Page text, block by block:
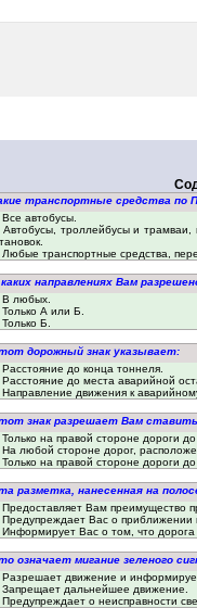
транспортные средства
Все автобусы.
Автобусы, троллейбусы и
Любые транспортные средства,
направлениях Вам
В любых.
Только А или Б.
Только Б.
дорожный знак указывает:
Расстояние до конца тоннеля.
Расстояние до места аварийной
Направление движения к
знак разрешает Вам ставить
Только на правой стороне дороги
На любой стороне дорог,
Только на правой стороне дороги
разметка, нанесенная на
Предоставляет Вам преимущество
Предупреждает Вас о приближении
Информирует Вас о том, что дорога
означает мигание зеленого
Разрешает движение и
Запрещает дальнейшее движение.
Предупреждает о неисправности